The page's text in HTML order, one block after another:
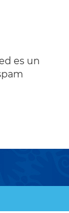
es un